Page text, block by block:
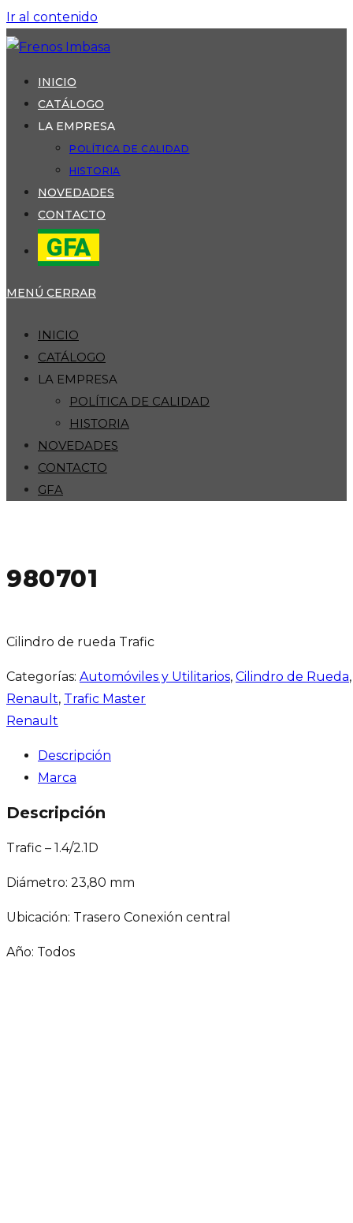
Ir al contenido
INICIO
CATÁLOGO
LA EMPRESA
POLÍTICA DE CALIDAD
HISTORIA
NOVEDADES
CONTACTO
GFA
MENÚ CERRAR
INICIO
CATÁLOGO
LA EMPRESA
POLÍTICA DE CALIDAD
HISTORIA
NOVEDADES
CONTACTO
GFA
980701
Cilindro de rueda Trafic
Categorías: Automóviles y Utilitarios, Cilindro de Rueda
Renault, Trafic Master
Renault
Descripción
Marca
Descripción
Trafic – 1.4/2.1D
Diámetro: 23,80 mm
Ubicación: Trasero Conexión central
Año: Todos